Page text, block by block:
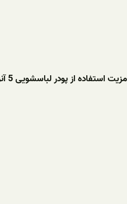
مزیت استفاده از پودر لباسشویی 5 آنزیم